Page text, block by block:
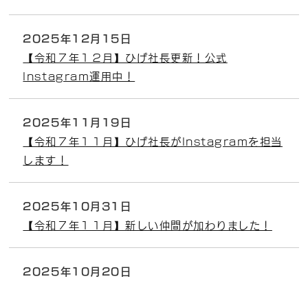
2025年12月15日
【令和７年１２月】ひげ社長更新！公式
Instagram運用中！
2025年11月19日
【令和７年１１月】ひげ社長がInstagramを担当
します！
2025年10月31日
【令和７年１１月】新しい仲間が加わりました！
2025年10月20日